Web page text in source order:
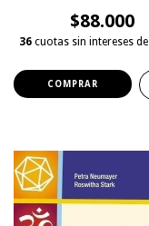
$88.000
36 cuotas sin intereses de